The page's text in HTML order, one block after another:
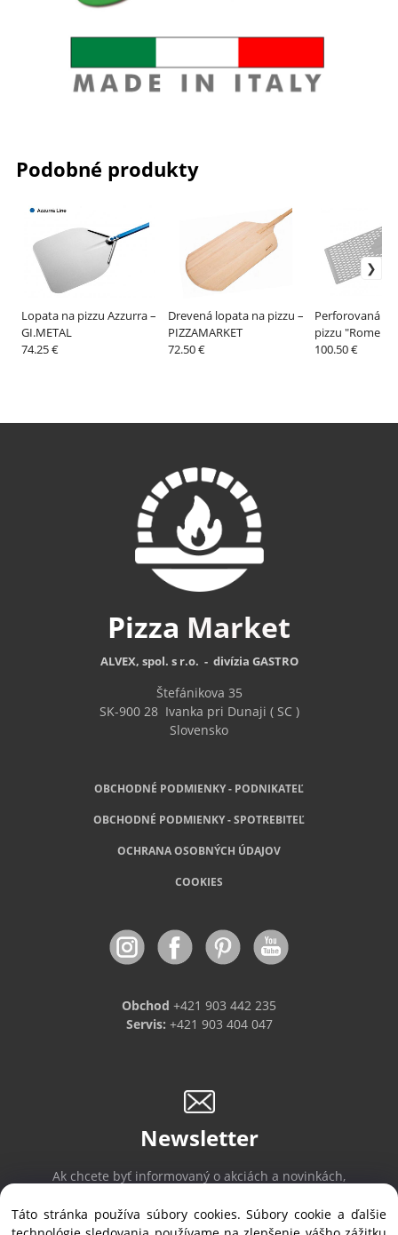
Podobné produkty
Lopata na pizzu Azzurra –
GI.METAL
74.25 €
Drevená lopata na pizzu –
PIZZAMARKET
72.50 €
Perforovaná
pizzu "Rome
Azzurra –
100.50 €
Pizza Market
ALVEX, spol. s r.o. - divízia GASTRO
Štefánikova 35
SK-900 28Ivanka pri Dunaji ( SC )
Slovensko
OBCHODNÉ PODMIENKY - PODNIKATEĽ
OBCHODNÉ PODMIENKY - SPOTREBITEĽ
OCHRANA OSOBNÝCH ÚDAJOV
COOKIES
Obchod +421 903 442 235
Servis: +421 903 404 047
Newsletter
Ak chcete byť informovaný o akciách a novinkách,
Táto stránka používa súbory cookies. Súbory cookie a ďalšie